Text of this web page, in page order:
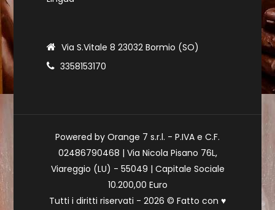
Via S.Vitale 8 23032 Bormio (SO)
3358153170
Powered by Orange 7 s.r.l. - P.IVA e C.F.
02486790468 | Via Nicola Pisano 76L,
Viareggio (LU) - 55049 | Capitale Sociale
10.200,00 Euro
Tutti i diritti riservati - 2026 © Fatto con ♥